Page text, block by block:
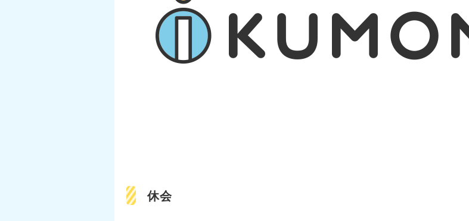
休会